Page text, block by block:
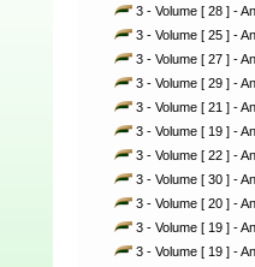
3 - Volume [ 28 ] -
3 - Volume [ 25 ] -
3 - Volume [ 27 ] -
3 - Volume [ 29 ] -
3 - Volume [ 21 ] -
3 - Volume [ 19 ] -
3 - Volume [ 22 ] -
3 - Volume [ 30 ] -
3 - Volume [ 20 ] -
3 - Volume [ 19 ] -
3 - Volume [ 19 ] -